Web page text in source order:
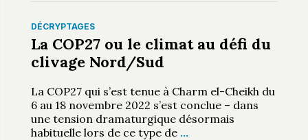
DÉCRYPTAGES
La COP27 ou le climat au défi du
clivage Nord/Sud
La COP27 qui s’est tenue à Charm el-Cheikh du
6 au 18 novembre 2022 s’est conclue – dans
une tension dramaturgique désormais
habituelle lors de ce type de …